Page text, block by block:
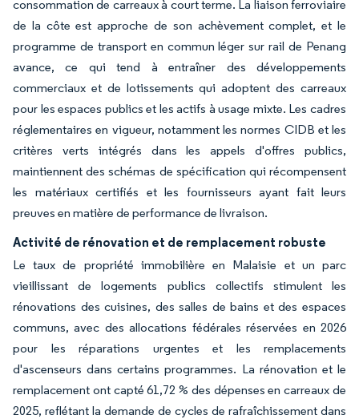
consommation de carreaux à court terme. La liaison ferroviaire
de la côte est approche de son achèvement complet, et le
programme de transport en commun léger sur rail de Penang
avance, ce qui tend à entraîner des développements
commerciaux et de lotissements qui adoptent des carreaux
pour les espaces publics et les actifs à usage mixte. Les cadres
réglementaires en vigueur, notamment les normes CIDB et les
critères verts intégrés dans les appels d'offres publics,
maintiennent des schémas de spécification qui récompensent
les matériaux certifiés et les fournisseurs ayant fait leurs
preuves en matière de performance de livraison.
Activité de rénovation et de remplacement robuste
Le taux de propriété immobilière en Malaisie et un parc
vieillissant de logements publics collectifs stimulent les
rénovations des cuisines, des salles de bains et des espaces
communs, avec des allocations fédérales réservées en 2026
pour les réparations urgentes et les remplacements
d'ascenseurs dans certains programmes. La rénovation et le
remplacement ont capté 61,72 % des dépenses en carreaux de
2025, reflétant la demande de cycles de rafraîchissement dans